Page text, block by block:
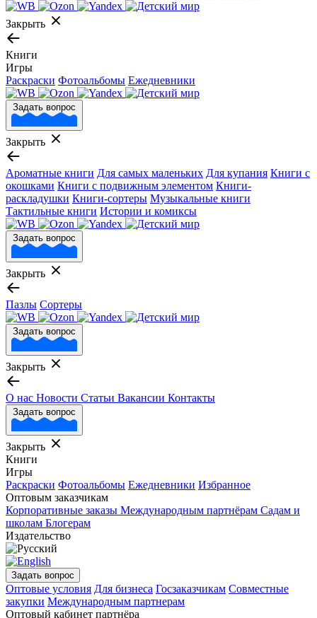
Закрыть
Книги
Игры
Раскраски Фотоальбомы Ежедневники
Задать вопрос
Закрыть
Ароматные книги Для самых маленьких Для купания Книги с
окошками Книги с подвижным элементом Книги-
раскладушки Книги-сортеры Музыкальные книги
Тактильные книги Истории и комиксы
Задать вопрос
Закрыть
Пазлы Сортеры
Задать вопрос
Закрыть
О нас Новости Статьи Вакансии Контакты
Задать вопрос
Закрыть
Книги
Игры
Раскраски Фотоальбомы Ежедневники Избранное
Оптовым заказчикам
Корпоративные заказы Международным партнёрам Садам и
школам Блогерам
Издательство
Задать вопрос
Оптовые условия Для бизнеса Госзаказчикам Совместные
закупки Международным партнерам
Оптовый кабинет партнёра